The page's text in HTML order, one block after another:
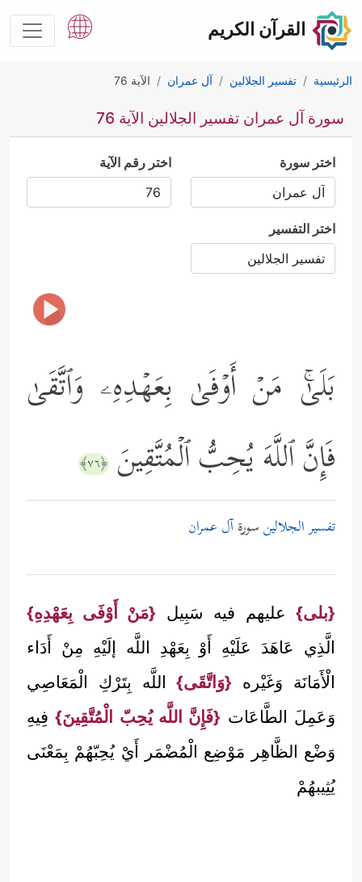
القرآن الكريم
الرئيسية تفسير الجلالين آل عمران الآية 76
سورة آل عمران تفسير الجلالين الآية 76
اختر سورة اختر رقم الآية
اختر التفسير
بَلَىٰۚ مَنۡ أَوۡفَىٰ بِعَهۡدِهِۦ وَٱتَّقَىٰ
فَإِنَّ ٱللَّهَ یُحِبُّ ٱلۡمُتَّقِینَ ﴿٧٦﴾
تفسير الجلالينسورةآل عمران
{بلى} عليهم فيه سَبِيل {مَنْ أَوْفَى بِعَهْدِهِ}
الَّذِي عَاهَدَ عَلَيْهِ أَوْ بِعَهْدِ اللَّه إلَيْهِ مِنْ أَدَاء
الْأَمَانَة وَغَيْره {وَاتَّقَى}اللَّه بِتَرْكِ الْمَعَاصِي
وَعَمِلَ الطَّاعَات {فَإِنَّ اللَّه يُحِبّ الْمُتَّقِينَ}فِيهِ
وَضْع الظَّاهِر مَوْضِع الْمُضْمَر أَيْ يُحِبّهُمْ بِمَعْنَى
يُثِيبهُمْ